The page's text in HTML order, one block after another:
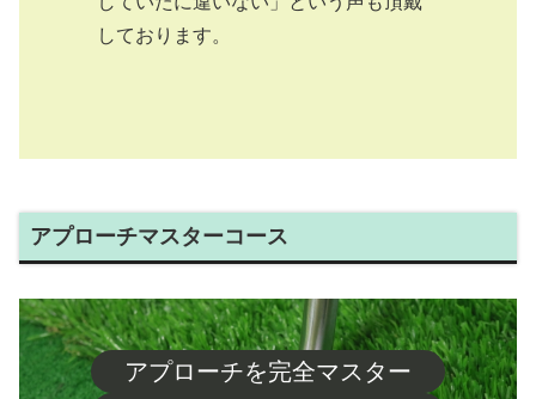
しております。
アプローチマスターコース
アプローチを完全マスター